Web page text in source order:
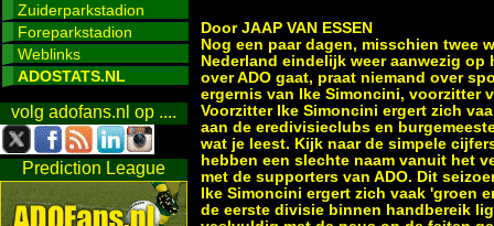
Zuiderparkstadion
Foreparkstadion
Weblinks
ADOSTATS.NL
volg adofans.nl op ....
Prediction League
Door JAAP VAN ESSEN
Nog een paar dagen, misschien twee
Nederland eindelijk weer aanwezig
over ADO gaat, praat niemand over
ergernis van Ike Simoncini, voorzitter
Voorzitter Ike Simoncini ergert zich
aan de eredivisieclubs en
wat je leest. Kijk naar de simpele
hebben een slechte naam vanuit het
met de supporters van ADO. Dit
Ike Simoncini ergert zich vaak 'groen
de eerste divisie binnen handbereik